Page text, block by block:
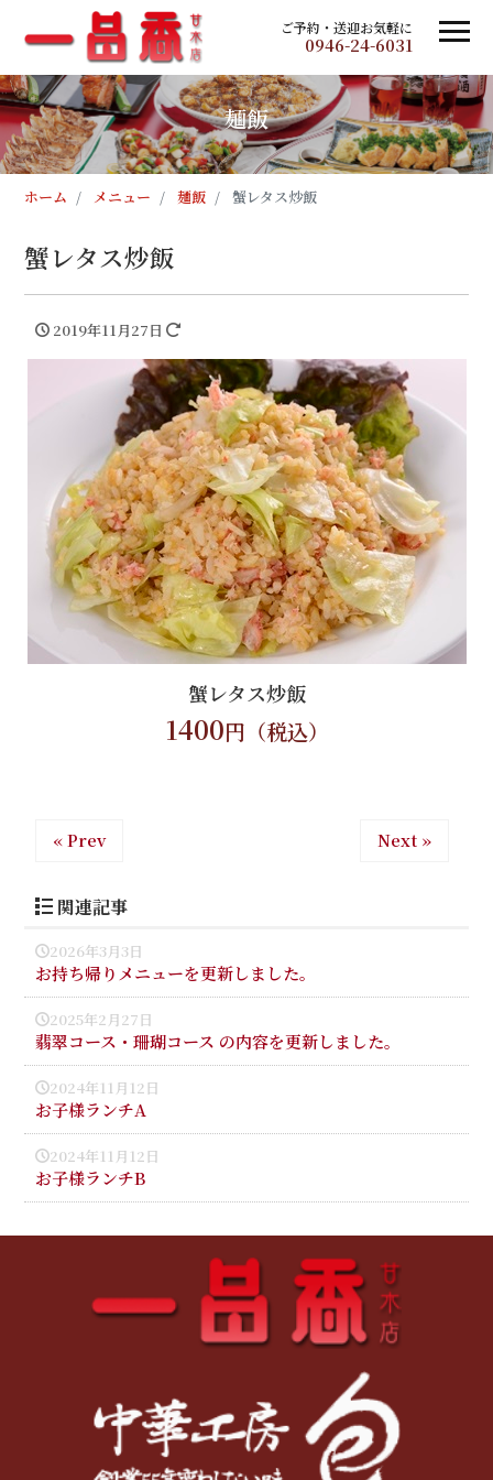
ご予約・送迎お気軽に
0946-24-6031
麺飯
ホーム メニュー 麺飯 蟹レタス炒飯
蟹レタス炒飯
2019年11月27日
蟹レタス炒飯
1400円（税込）
« Prev Next »
関連記事
2026年3月3日
お持ち帰りメニューを更新しました。
2025年2月27日
翡翠コース・珊瑚コース の内容を更新しました。
2024年11月12日
お子様ランチA
2024年11月12日
お子様ランチB